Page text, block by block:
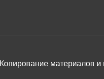
Копирование материалов и